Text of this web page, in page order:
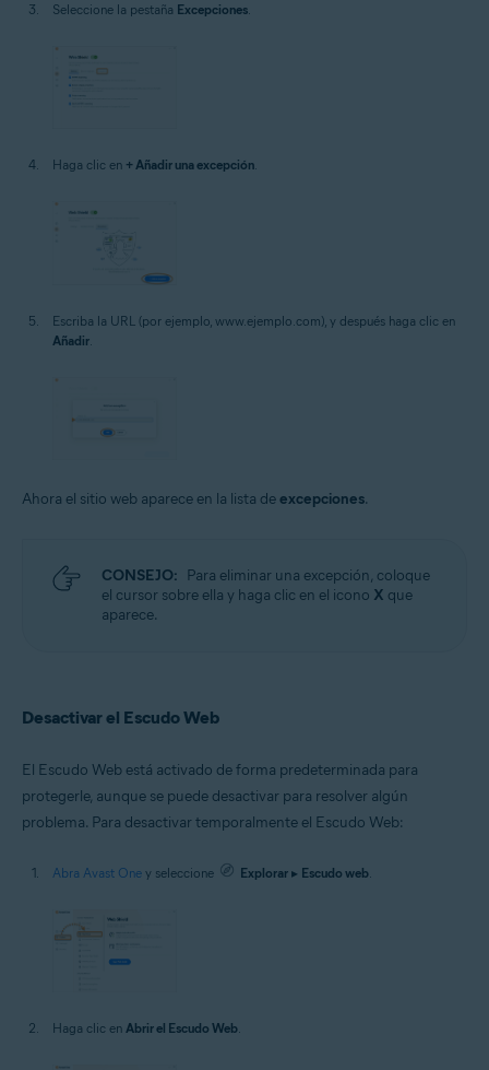
Seleccione la pestaña Excepciones.
Haga clic en + Añadir una excepción.
Escriba la URL (por ejemplo, www.ejemplo.com), y después haga clic en
Añadir
Ahora el sitio web aparece en la lista deexcepciones.
CONSEJO: Para eliminar una excepción, coloque
el cursor sobre ella y haga clic en el icono X que
aparece.
Desactivar el Escudo Web
El Escudo Web está activado de forma predeterminada para
protegerle, aunque se puede desactivar para resolver algún
problema. Para desactivar temporalmente el Escudo Web:
Abra Avast One y seleccione Explorar ▸ Escudo web.
Haga clic en Abrir el Escudo Web